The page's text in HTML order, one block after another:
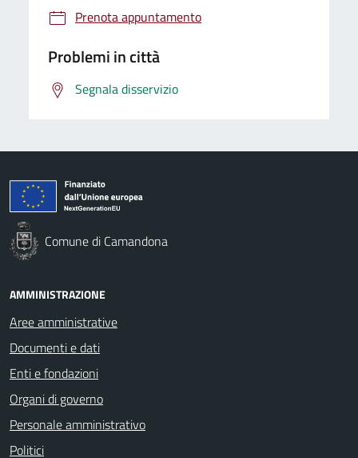
Prenota appuntamento
Problemi in città
Segnala disservizio
Comune di Camandona
AMMINISTRAZIONE
Aree amministrative
Documenti e dati
Enti e fondazioni
Organi di governo
Personale amministrativo
Politici